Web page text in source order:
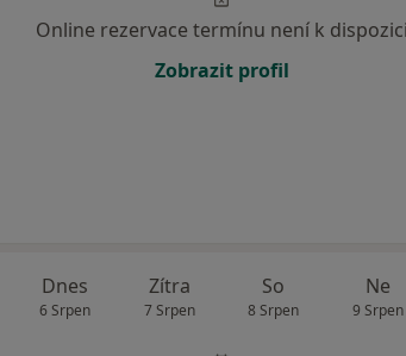
Online rezervace termínu není k dispozici
Zobrazit profil
Dnes
6 Srpen
Zítra
7 Srpen
So
8 Srpen
Ne
9 Srpen